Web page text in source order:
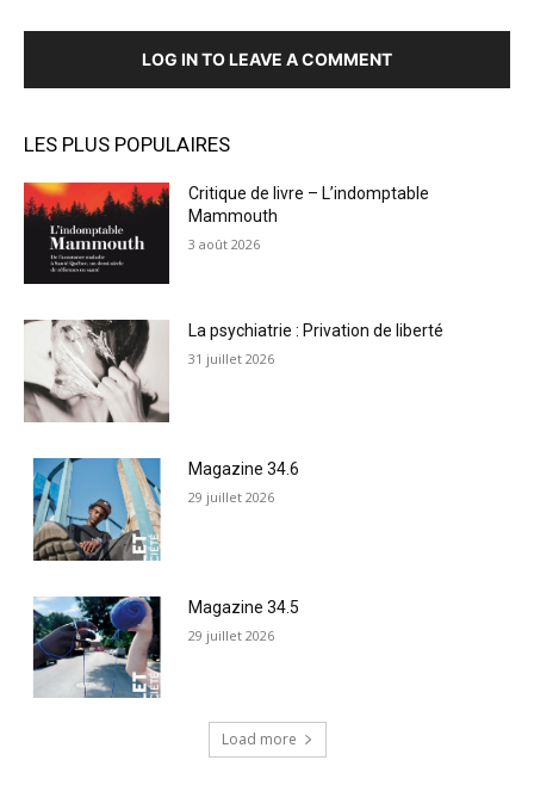
LOG IN TO LEAVE A COMMENT
LES PLUS POPULAIRES
Critique de livre – L’indomptable
Mammouth
3 août 2026
La psychiatrie : Privation de liberté
31 juillet 2026
Magazine 34.6
29 juillet 2026
Magazine 34.5
29 juillet 2026
Load more